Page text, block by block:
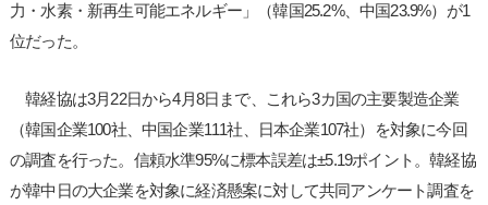
力・水素・新再生可能エネルギー」（韓国25.2%、中国23.9%）が1
位だった。
韓経協は3月22日から4月8日まで、これら3カ国の主要製造企業
（韓国企業100社、中国企業111社、日本企業107社）を対象に今回
の調査を行った。信頼水準95%に標本誤差は±5.19ポイント。韓経協
が韓中日の大企業を対象に経済懸案に対して共同アンケート調査を